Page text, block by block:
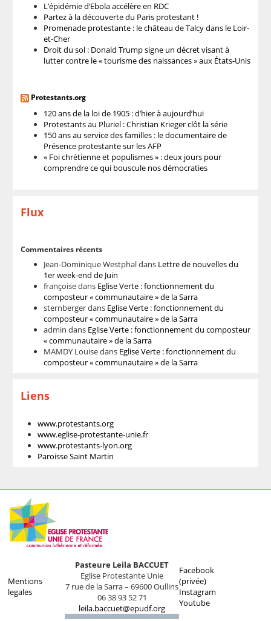
L’épidémie d’Ebola accélère en RDC
Partez à la découverte du Paris protestant !
Promenade protestante : le château de Talcy dans le Loir-
et-Cher
Droit du sol : Donald Trump signe un décret visant à
lutter contre le « tourisme des naissances » aux États-Unis
Protestants.org
120 ans de la loi de 1905 : d’hier à aujourd’hui
Protestants au Pluriel : Christian Krieger clôt la série
150 ans au service des familles : le documentaire de
Présence protestante sur les AFP
« Foi chrétienne et populismes » : deux jours pour
comprendre ce qui bouscule nos démocraties
Flux
Commentaires récents
Jean-Dominique Westphaldans Lettre de nouvelles du
1er week-end de Juin
françoisedans Eglise Verte : fonctionnement du
composteur « communautaire » de la Sarra
sternbergerdans Eglise Verte : fonctionnement du
composteur « communautaire » de la Sarra
admin dans Eglise Verte : fonctionnement du composteur
« communautaire » de la Sarra
MAMDY Louisedans Eglise Verte : fonctionnement du
composteur « communautaire » de la Sarra
Liens
www.protestants.org
www.eglise-protestante-unie.fr
www.protestants-lyon.org
Paroisse Saint Martin
Mentions
legales
Pasteure Leila BACCUET
Eglise Protestante Unie
7 rue de la Sarra – 69600 Oullins
06 38 93 52 71
leila.baccuet@epudf.org
Facebook
(privée)
Instagram
Youtube